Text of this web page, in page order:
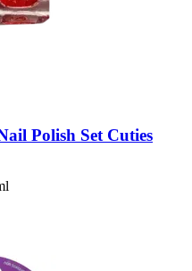
Polish Set Cuties